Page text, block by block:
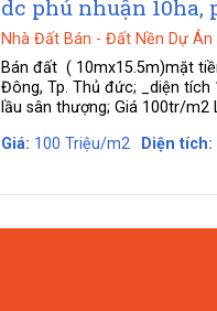
dc phú nhuận
Nhà Đất Bán - Đất Nền Dự Án
Bán đất ( 10mx15.5m)mặt
Đông, Tp. Thủ đức; _diện
lầu sân thượng; Giá 100tr/m2
Giá: 100 Triệu/m2 Diện tích: